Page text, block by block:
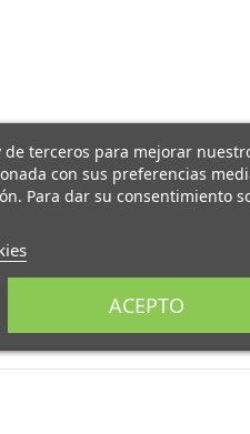
terceros para mejorar
con sus preferencias
Para dar su consentimiento
ACEPTO